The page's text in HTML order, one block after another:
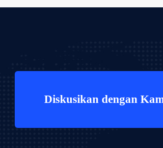
Diskusikan dengan